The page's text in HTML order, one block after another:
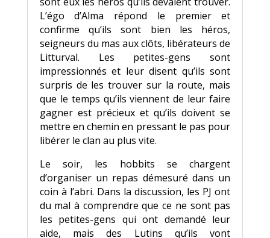
L’égo d’Alma répond le premier et
confirme qu’ils sont bien les héros,
seigneurs du mas aux clôts, libérateurs de
Litturval. Les petites-gens sont
impressionnés et leur disent qu’ils sont
surpris de les trouver sur la route, mais
que le temps qu’ils viennent de leur faire
gagner est précieux et qu’ils doivent se
mettre en chemin en pressant le pas pour
libérer le clan au plus vite.
Le soir, les hobbits se chargent
d’organiser un repas démesuré dans un
coin à l’abri. Dans la discussion, les PJ ont
du mal à comprendre que ce ne sont pas
les petites-gens qui ont demandé leur
aide, mais des Lutins qu’ils vont